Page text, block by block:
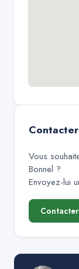
Vous
Bonnel ?
Envoyez-lui